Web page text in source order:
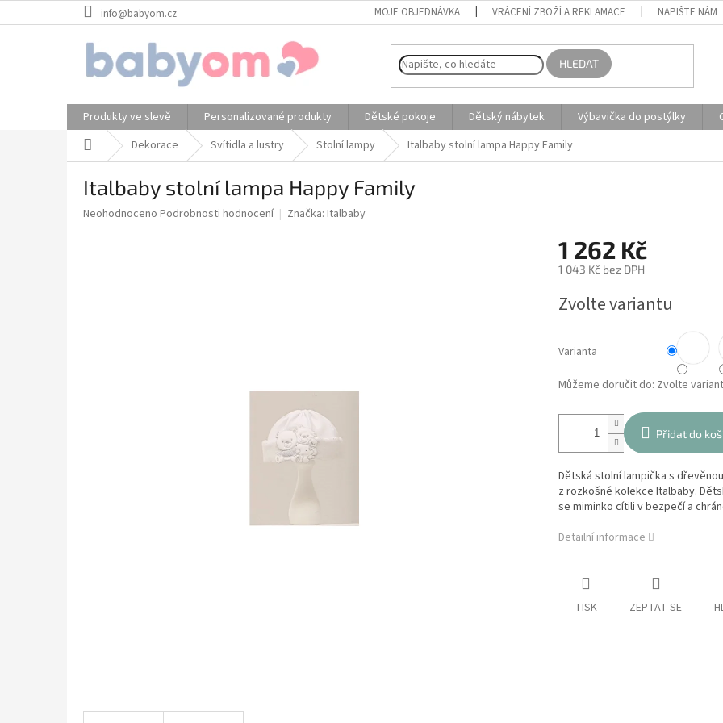
na
info@babyom.cz MOJE OBJEDNÁVKA VRÁCENÍ ZBOŽÍ A REKLAMACE NAPIŠTE NÁM
HLEDAT
Produkty ve slevě Personalizované produkty Dětské pokoje Dětský nábytek Výbavička do postýlky
Domů Dekorace Svítidla a lustry Stolní lampy Italbaby stolní lampa Happy Family
Italbaby stolní lampa Happy Family
Průměrné
Neohodnoceno Podrobnosti hodnocení Značka: Italbaby
1 262 Kč
1 043 Kč bez DPH
cena:
Zvolte variantu
Varianta
Můžeme doručit do: Zvolte
Přidat do
Dětská stolní lampička s
z rozkošné kolekce Italbaby.
se miminko cítili v bezpečí a
Detailní informace
TISK ZEPTAT SE